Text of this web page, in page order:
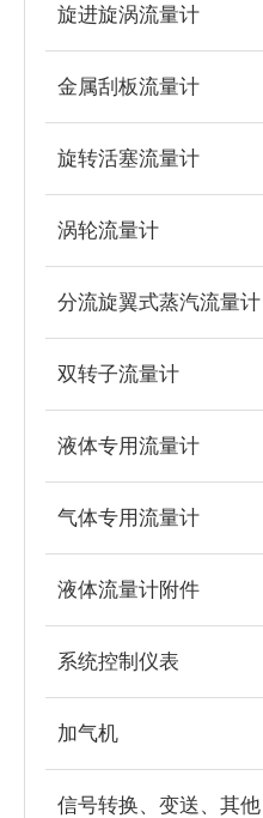
旋进旋涡流量计
金属刮板流量计
旋转活塞流量计
涡轮流量计
分流旋翼式蒸汽流量计
双转子流量计
液体专用流量计
气体专用流量计
液体流量计附件
系统控制仪表
加气机
信号转换、变送、其他